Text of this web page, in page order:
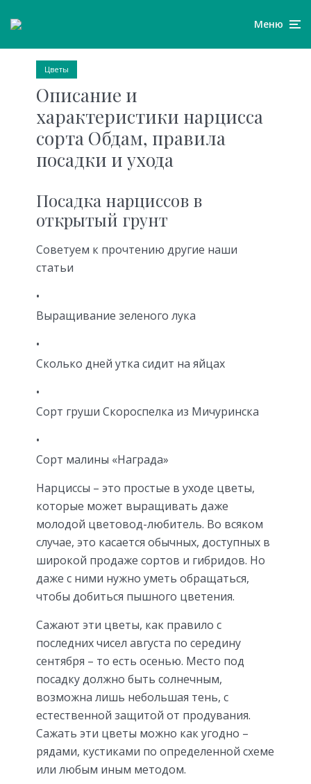
Меню
Цветы
Описание и
характеристики нарцисса
сорта Обдам, правила
посадки и ухода
Посадка нарциссов в
открытый грунт
Советуем к прочтению другие наши
статьи
Выращивание зеленого лука
Сколько дней утка сидит на яйцах
Сорт груши Скороспелка из Мичуринска
Сорт малины «Награда»
Нарциссы – это простые в уходе цветы,
которые может выращивать даже
молодой цветовод-любитель. Во всяком
случае, это касается обычных, доступных в
широкой продаже сортов и гибридов. Но
даже с ними нужно уметь обращаться,
чтобы добиться пышного цветения.
Сажают эти цветы, как правило с
последних чисел августа по середину
сентября – то есть осенью. Место под
посадку должно быть солнечным,
возможна лишь небольшая тень, с
естественной защитой от продувания.
Сажать эти цветы можно как угодно –
рядами, кустиками по определенной схеме
или любым иным методом.